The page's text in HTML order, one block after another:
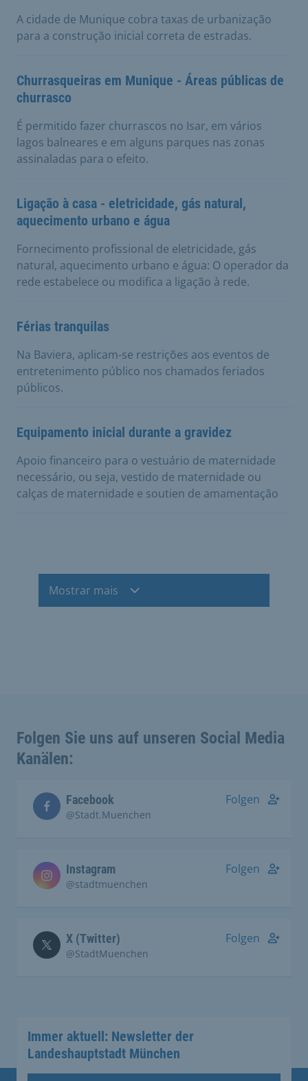
A cidade de Munique cobra taxas de urbanização
para a construção inicial correta de estradas.
Churrasqueiras em Munique - Áreas públicas de
churrasco
É permitido fazer churrascos no Isar, em vários
lagos balneares e em alguns parques nas zonas
assinaladas para o efeito.
Ligação à casa - eletricidade, gás natural,
aquecimento urbano e água
Fornecimento profissional de eletricidade, gás
natural, aquecimento urbano e água: O operador da
rede estabelece ou modifica a ligação à rede.
Férias tranquilas
Na Baviera, aplicam-se restrições aos eventos de
entretenimento público nos chamados feriados
públicos.
Equipamento inicial durante a gravidez
Apoio financeiro para o vestuário de maternidade
necessário, ou seja, vestido de maternidade ou
calças de maternidade e soutien de amamentação
Mostrar mais
Folgen Sie uns auf unseren Social Media
Kanälen:
Facebook
@Stadt.Muenchen
Folgen
Instagram
@stadtmuenchen
Folgen
X (Twitter)
@StadtMuenchen
Folgen
Immer aktuell: Newsletter der
Landeshauptstadt München